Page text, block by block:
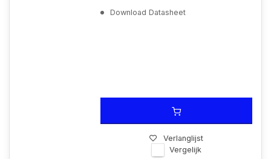
Download Datasheet
Verlanglijst
Vergelijk